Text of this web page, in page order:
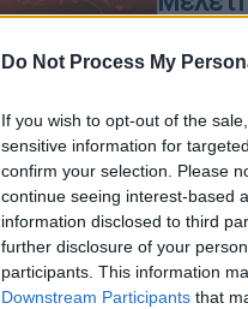
Do Not Process My
If you wish to opt-out of the
sensitive information for
confirm your selection. Please
continue seeing interest-based
information disclosed to third
further disclosure of your
participants. This information
Downstream Participants that
έτους
το 2007